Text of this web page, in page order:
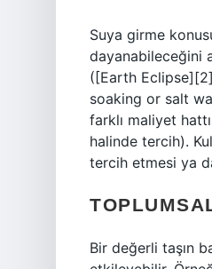
Suya girme
dayanabileceğini
([Earth
soaking or salt
farklı maliyet
halinde tercih).
tercih etmesi ya
Bir değerli taşın